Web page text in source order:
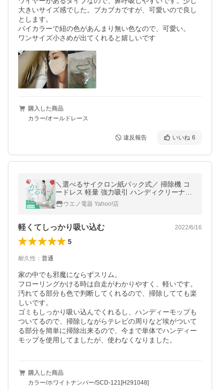
大きいサイズ感でした。ブカブカですが、可愛いので良し
とします。
バイカラーで紐の色があんまり無い色なので、可愛い。
ワンサイズ小さめが出てくれると嬉しいです
購入した商品
カラー/オールドレース
違反報告 いいね 6
＼選べるサイクロン紙パック式／ 掃除機 コ
ードレス 軽量 強力吸引 ハンディクリーナー
充電式 MagiCaleena SCD-123P SBD-201P
アイリスオーヤマ *
ウエノ電器 Yahoo!店
軽くてしっかり吸い込む 2022/6/16
5
耐久性 ： 普通
家の中でも邪魔にならずスリム。
フローリングかける時は自走がわかりやすく、軽いです。
汚れてる部分も色で判断してくれるので、掃除してても楽
しいです。
ゴミもしっかり吸い込んでくれるし、ハンディーモップも
ついてるので、掃除しながらテレビの周りなど埃がついて
る部分を簡単に掃除出来るので、今まで単体でハンディー
モップを使用してましたが、使わなくなりました。
購入した商品
カラー/ホワイトナンバー/SCD-121[H291048]